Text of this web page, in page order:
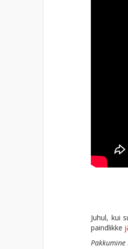
Juhul, kui
paindlikke